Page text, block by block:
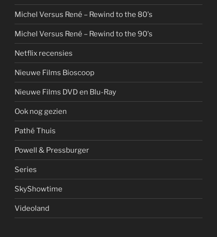
Michel Versus René – Rewind to the 80's
Michel Versus René – Rewind to the 90's
Netflix recensies
Nieuwe Films Bioscoop
Nieuwe Films DVD en Blu-Ray
Ook nog gezien
Pathé Thuis
Powell & Pressburger
Series
SkyShowtime
Videoland